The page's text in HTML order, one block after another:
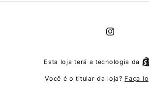
Instagram
Esta loja terá a tecnologia da
Você é o titular da loja? Faça